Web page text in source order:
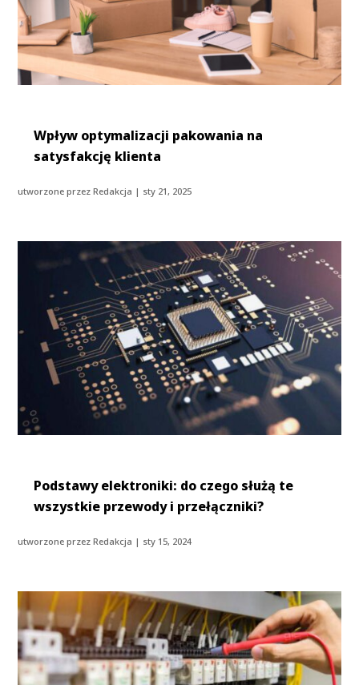
Wpływ optymalizacji pakowania na
satysfakcję klienta
utworzone przezRedakcja | sty 21, 2025
Podstawy elektroniki: do czego służą te
wszystkie przewody i przełączniki?
utworzone przezRedakcja | sty 15, 2024